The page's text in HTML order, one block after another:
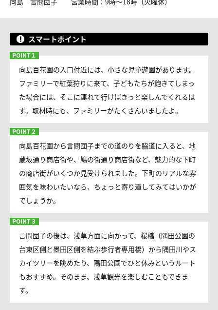
スマートポイント
向島百花園の入口付近には、小さな児童遊園があります。
ファミリーで紅葉狩りに来て、子どもたちが飽きてしまっ
た場合には、そこに連れて行けばきっと楽しんでくれるは
ず。取材時にも、ファミリーがたくさんいましたよ。
向島百花園から言問団子までの道のりを脇道に入ると、地
蔵坂通り商店街や、鳩の街通り商店街など、魅力的な下町
の商店街がいくつか見受けられました。下町のリアルな雰
囲気を味わいたいなら、ちょっと寄り道してみてはいかが
でしょうか。
言問団子の後は、浅草方面に向かって、桜橋（隅田公園の
台東区側と墨田区側を結ぶ歩行者専用橋）から隅田川やス
カイツリーを眺めたり、隅田公園でひと休みというルート
もおすすめ。そのまま、浅草観光を楽しむこともできま
す。